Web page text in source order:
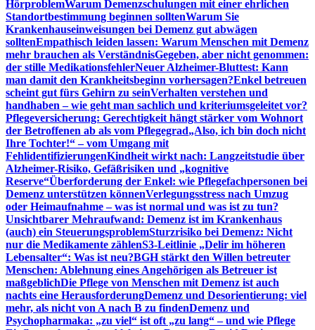
HörproblemWarum Demenzschulungen mit einer ehrlichen
Standortbestimmung beginnen solltenWarum Sie
Krankenhauseinweisungen bei Demenz gut abwägen
solltenEmpathisch leiden lassen: Warum Menschen mit Demenz
mehr brauchen als VerständnisGegeben, aber nicht genommen:
der stille MedikationsfehlerNeuer Alzheimer-Bluttest: Kann
man damit den Krankheitsbeginn vorhersagen?Enkel betreuen
scheint gut fürs Gehirn zu seinVerhalten verstehen und
handhaben – wie geht man sachlich und kriteriumsgeleitet vor?
Pflegeversicherung: Gerechtigkeit hängt stärker vom Wohnort
der Betroffenen ab als vom Pflegegrad„Also, ich bin doch nicht
Ihre Tochter!“ – vom Umgang mit
FehlidentifizierungenKindheit wirkt nach: Langzeitstudie über
Alzheimer-Risiko, Gefäßrisiken und „kognitive
Reserve“Überforderung der Enkel: wie Pflegefachpersonen bei
Demenz unterstützen könnenVerlegungsstress nach Umzug
oder Heimaufnahme – was ist normal und was ist zu tun?
Unsichtbarer Mehraufwand: Demenz ist im Krankenhaus
(auch) ein SteuerungsproblemSturzrisiko bei Demenz: Nicht
nur die Medikamente zählenS3-Leitlinie „Delir im höheren
Lebensalter“: Was ist neu?BGH stärkt den Willen betreuter
Menschen: Ablehnung eines Angehörigen als Betreuer ist
maßgeblichDie Pflege von Menschen mit Demenz ist auch
nachts eine HerausforderungDemenz und Desorientierung: viel
mehr, als nicht von A nach B zu findenDemenz und
Psychopharmaka: „zu viel“ ist oft „zu lang“ – und wie Pflege